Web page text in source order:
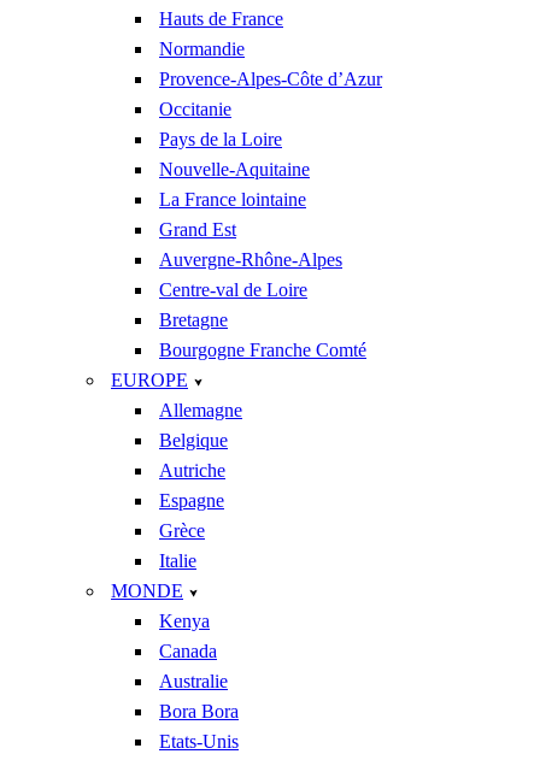
Hauts de France
Normandie
Provence-Alpes-Côte d’Azur
Occitanie
Pays de la Loire
Nouvelle-Aquitaine
La France lointaine
Grand Est
Auvergne-Rhône-Alpes
Centre-val de Loire
Bretagne
Bourgogne Franche Comté
EUROPE
Allemagne
Belgique
Autriche
Espagne
Grèce
Italie
MONDE
Kenya
Canada
Australie
Bora Bora
Etats-Unis